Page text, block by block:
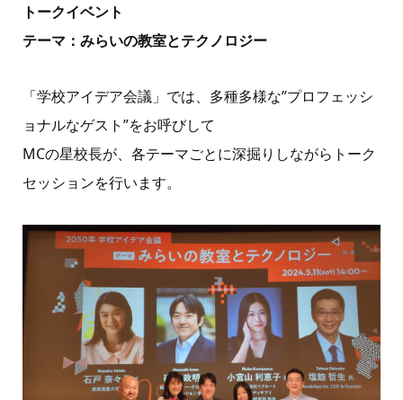
トークイベント
テーマ：みらいの教室とテクノロジー
「学校アイデア会議」では、多種多様な”プロフェッシ
ョナルなゲスト”をお呼びして
MCの星校長が、各テーマごとに深掘りしながらトーク
セッションを行います。